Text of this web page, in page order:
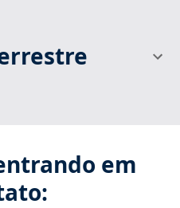
em